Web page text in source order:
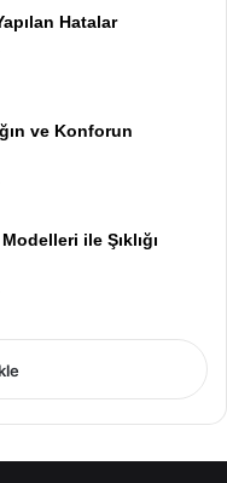
Hatalar
ve Konforun
ile Şıklığı